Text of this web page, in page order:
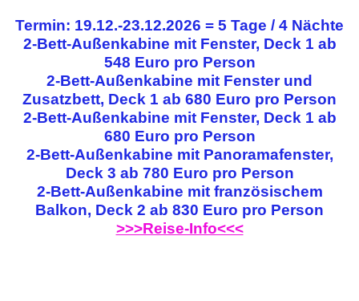
Termin: 19.12.-23.12.2026 = 5 Tage / 4 Nächte
2-Bett-Außenkabine mit Fenster, Deck 1 ab
548 Euro pro Person
2-Bett-Außenkabine mit Fenster und
Zusatzbett, Deck 1 ab 680 Euro pro Person
2-Bett-Außenkabine mit Fenster, Deck 1 ab
680 Euro pro Person
2-Bett-Außenkabine mit Panoramafenster,
Deck 3 ab 780 Euro pro Person
2-Bett-Außenkabine mit französischem
Balkon, Deck 2 ab 830 Euro pro Person
>>>Reise-Info<<<